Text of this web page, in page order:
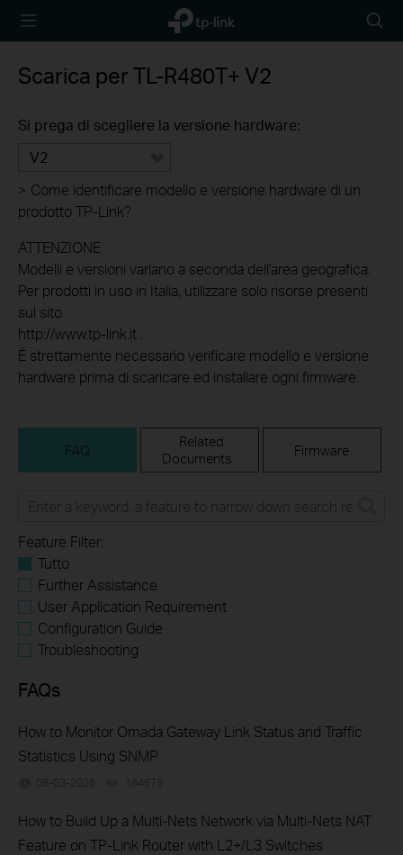
TP-Link,
Reliably
icon
Scarica perTL-R480T+ V2
Si prega di scegliere la versione hardware:
V2
> Come identificare modello e versione hardware di un
prodotto TP-Link?
ATTENZIONE
Modelli e versioni variano a seconda dell'area geografica.
Per prodotti in uso in Italia, utilizzare solo risorse presenti
sul sito
http://www.tp-link.it .
È strettamente necessario verificare modello e versione
hardware prima di scaricare ed installare ogni firmware.
FAQ
Related
Documents
Firmware
Feature Filter:
Tutto
Further Assistance
User Application Requirement
Configuration Guide
Troubleshooting
FAQs
How to Monitor Omada Gateway Link Status and Traffic
Statistics Using SNMP
08-03-2026 164675
How to Build Up a Multi-Nets Network via Multi-Nets NAT
Feature on TP-Link Router with L2+/L3 Switches